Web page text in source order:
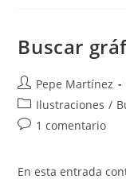
Buscar
Autor
de
la
entrada:
Pepe Martínez
Categoría
de
Ilustraciones /
Comentarios
entrada:
1 comentario
En esta entrada